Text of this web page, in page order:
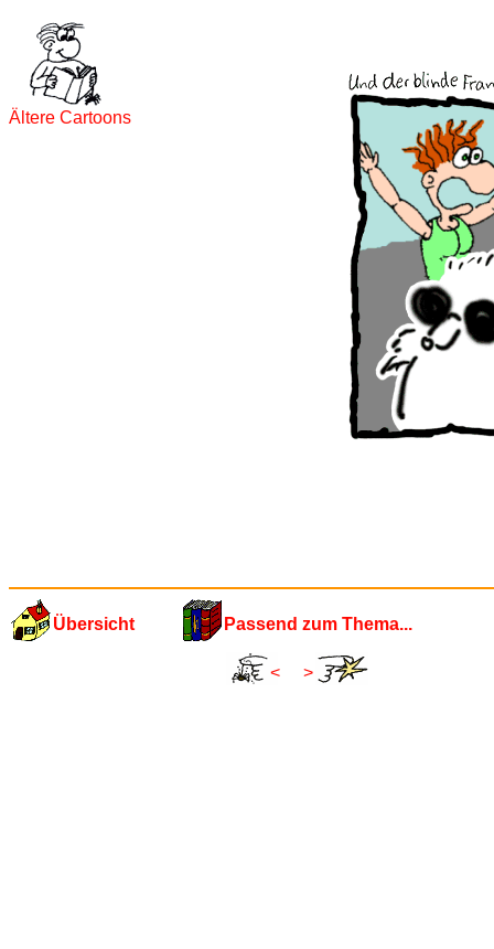
Ältere Cartoons
Übersicht Passend zum Thema...
< >